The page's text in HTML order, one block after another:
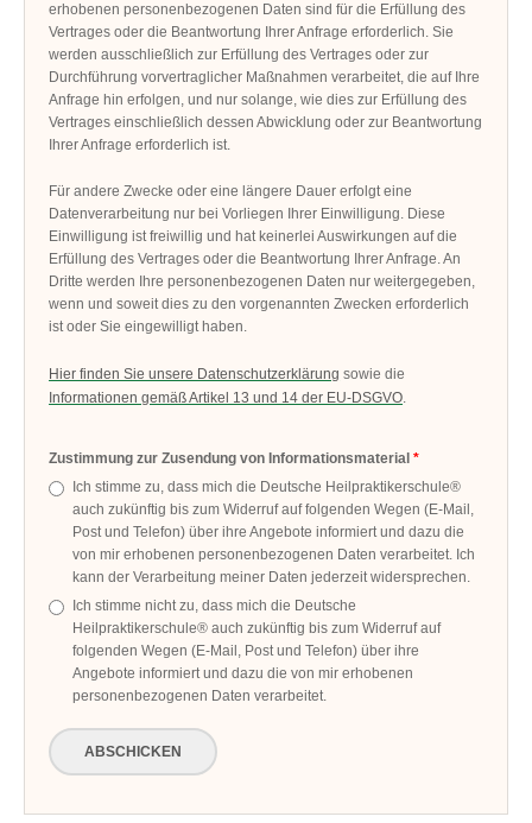
erhobenen personenbezogenen Daten sind für die Erfüllung des
Vertrages oder die Beantwortung Ihrer Anfrage erforderlich. Sie
werden ausschließlich zur Erfüllung des Vertrages oder zur
Durchführung vorvertraglicher Maßnahmen verarbeitet, die auf Ihre
Anfrage hin erfolgen, und nur solange, wie dies zur Erfüllung des
Vertrages einschließlich dessen Abwicklung oder zur Beantwortung
Ihrer Anfrage erforderlich ist.
Für andere Zwecke oder eine längere Dauer erfolgt eine
Datenverarbeitung nur bei Vorliegen Ihrer Einwilligung. Diese
Einwilligung ist freiwillig und hat keinerlei Auswirkungen auf die
Erfüllung des Vertrages oder die Beantwortung Ihrer Anfrage. An
Dritte werden Ihre personenbezogenen Daten nur weitergegeben,
wenn und soweit dies zu den vorgenannten Zwecken erforderlich
ist oder Sie eingewilligt haben.
Hier finden Sie unsere Datenschutzerklärung sowie die
Informationen gemäß Artikel 13 und 14 der EU-DSGVO.
Zustimmung zur Zusendung von Informationsmaterial
Ich stimme zu, dass mich die Deutsche Heilpraktikerschule®
auch zukünftig bis zum Widerruf auf folgenden Wegen (E-Mail,
Post und Telefon) über ihre Angebote informiert und dazu die
von mir erhobenen personenbezogenen Daten verarbeitet. Ich
kann der Verarbeitung meiner Daten jederzeit widersprechen.
Ich stimme nicht zu, dass mich die Deutsche
Heilpraktikerschule® auch zukünftig bis zum Widerruf auf
folgenden Wegen (E-Mail, Post und Telefon) über ihre
Angebote informiert und dazu die von mir erhobenen
personenbezogenen Daten verarbeitet.
ABSCHICKEN